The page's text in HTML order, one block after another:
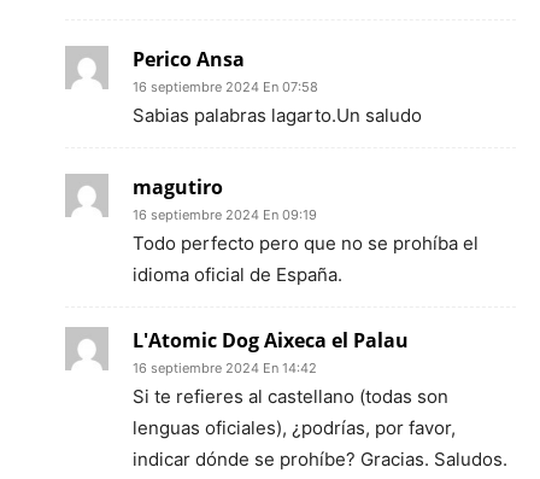
Perico Ansa
16 septiembre 2024 En 07:58
Sabias palabras lagarto.Un saludo
magutiro
16 septiembre 2024 En 09:19
Todo perfecto pero que no se prohíba el
idioma oficial de España.
L'Atomic Dog Aixeca el Palau
16 septiembre 2024 En 14:42
Si te refieres al castellano (todas son
lenguas oficiales), ¿podrías, por favor,
indicar dónde se prohíbe? Gracias. Saludos.